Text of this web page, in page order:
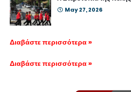
May 27, 2026
Διαβάστε περισσότερα »
Διαβάστε περισσότερα »